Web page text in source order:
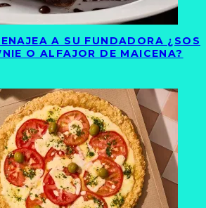
A SU FUNDADORA ¿SOS
O ALFAJOR DE MAICENA?